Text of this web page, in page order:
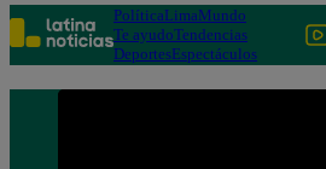
PolíticaLimaMundo
Te ayudoTendencias
DeportesEspectáculos